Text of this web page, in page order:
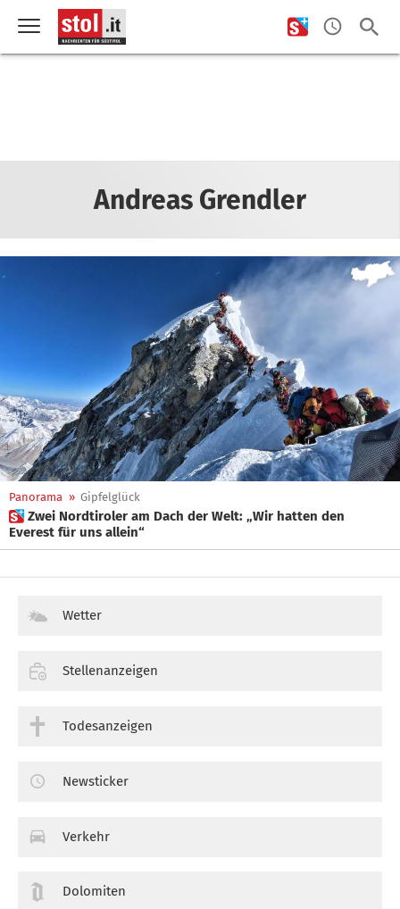
Andreas Grendler
Panorama » Gipfelglück
 Zwei Nordtiroler am Dach der Welt: „Wir hatten den
Everest für uns allein“
Wetter
Stellenanzeigen
Todesanzeigen
Newsticker
Verkehr
Dolomiten